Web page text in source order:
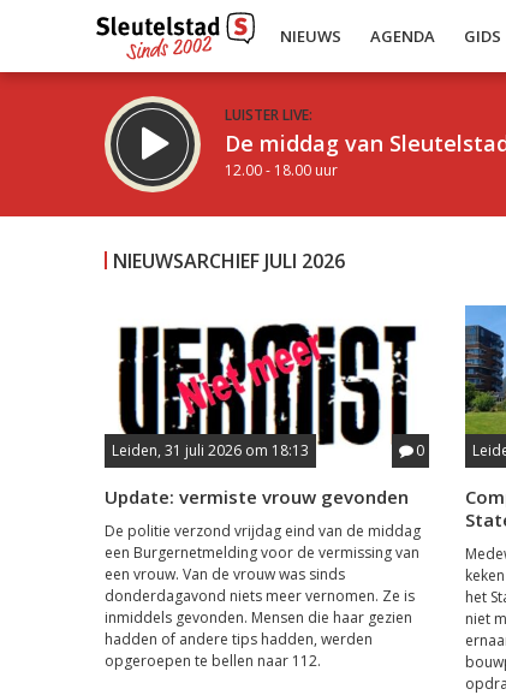
NIEUWS AGENDA GIDS
LUISTER LIVE:
De middag van
12.00 - 18.00 uur
Inklappen
NIEUWSARCHIEF JULI 2026
Leiden, 31 juli 2026 om 18:13 0
Update: vermiste vrouw gevonden
De politie verzond vrijdag eind van de middag
een Burgernetmelding voor de vermissing van
een vrouw. Van de vrouw was sinds
donderdagavond niets meer vernomen. Ze is
inmiddels gevonden. Mensen die haar gezien
hadden of andere tips hadden, werden
opgeroepen te bellen naar 112.
het
niet